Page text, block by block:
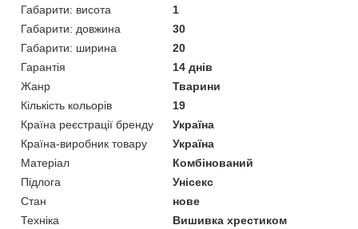
Габарити: висота
1
Габарити: довжина
30
Габарити: ширина
20
Гарантія
14 днів
Жанр
Тварини
Кількість кольорів
19
Країна реєстрації бренду
Україна
Країна-виробник товару
Україна
Матеріал
Комбінований
Підлога
Унісекс
Стан
нове
Техніка
Вишивка хрестиком